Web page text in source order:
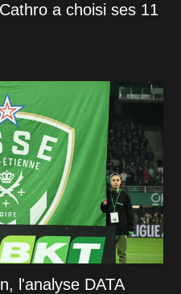
a choisi ses 11
l'analyse DATA